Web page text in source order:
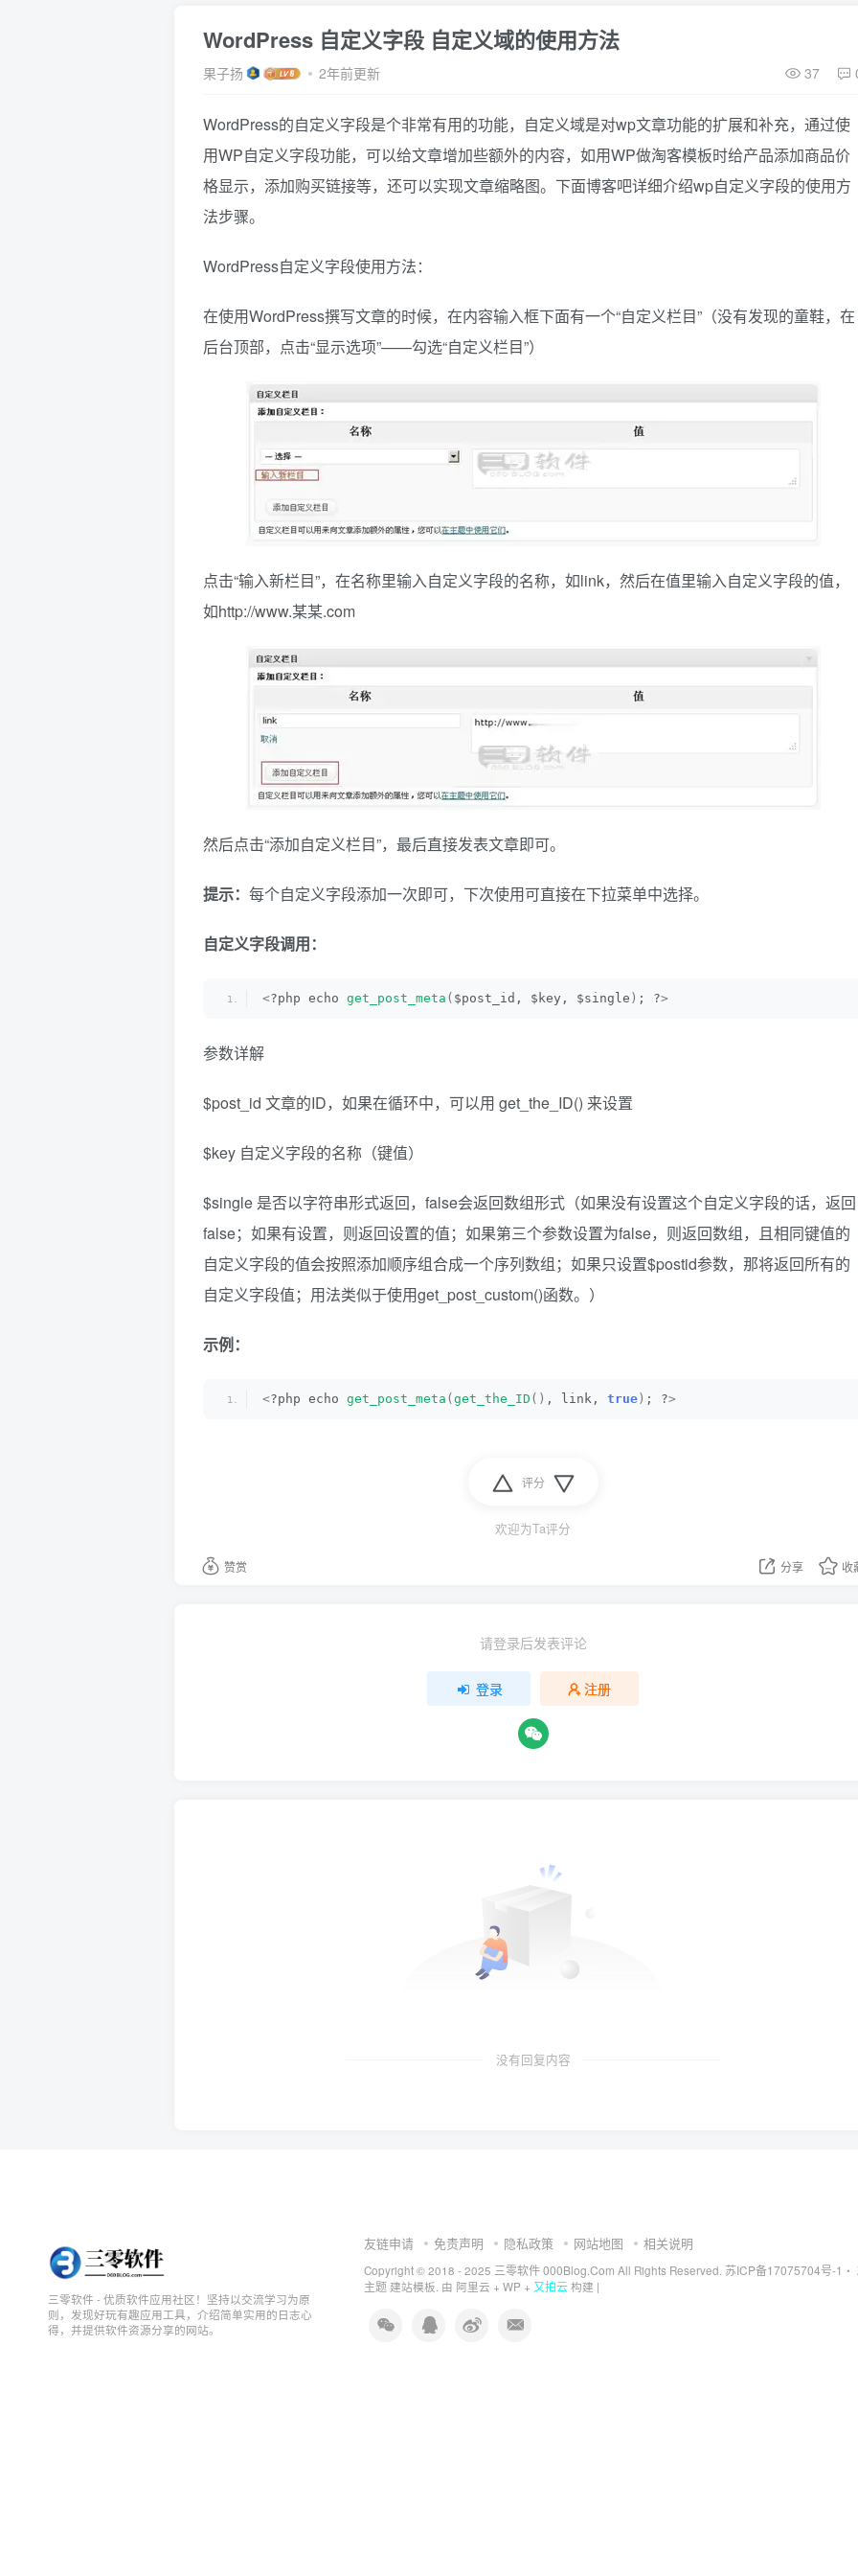
WordPress 自定义字段 自定义域的使用方法
果子扬 2年前更新 37
WordPress的自定义字段是个非常有用的功能，自定义域是对wp文章功能的扩展和补充，通过使
用WP自定义字段功能，可以给文章增加些额外的内容，如用WP做淘客模板时给产品添加商品价
格显示，添加购买链接等，还可以实现文章缩略图。下面博客吧详细介绍wp自定义字段的使用方
法步骤。
WordPress自定义字段使用方法：
在使用WordPress撰写文章的时候，在内容输入框下面有一个“自定义栏目”（没有发现的童鞋，在
后台顶部，点击“显示选项”——勾选“自定义栏目”）
点击“输入新栏目”，在名称里输入自定义字段的名称，如link，然后在值里输入自定义字段的值，
如http://www.某某.com
然后点击“添加自定义栏目”，最后直接发表文章即可。
提示： 每个自定义字段添加一次即可，下次使用可直接在下拉菜单中选择。
自定义字段调用：
<?php echo get_post_meta ( $post_id, $key, $single ) ; ?>
参数详解
$post_id 文章的ID，如果在循环中，可以用 get_the_ID() 来设置
$key 自定义字段的名称（键值）
$single 是否以字符串形式返回，false会返回数组形式（如果没有设置这个自定义字段的话，返回
false；如果有设置，则返回设置的值；如果第三个参数设置为false，则返回数组，且相同键值的
自定义字段的值会按照添加顺序组合成一个序列数组；如果只设置$postid参数，那将返回所有的
自定义字段值；用法类似于使用get_post_custom()函数。）
示例：
<?php echo get_post_meta ( get_the_ID () , link, true ) ; ?>
评分
欢迎为Ta评分
赞赏 分享 收
请登录后发表评论
登录 注册
没有回复内容
三零软件 - 优质软件应用社区！坚持以交流学习为原
则，发现好玩有趣应用工具，介绍简单实用的日志心
得，并提供软件资源分享的网站。
友链申请 免责声明 隐私政策 网站地图 相关说明
Copyright © 2018 - 2025 三零软件 000Blog.Com All Rights Reserved. 苏ICP备17075704号-1 ・
主题 建站模板. 由 阿里云 + WP + 又拍云构建 |